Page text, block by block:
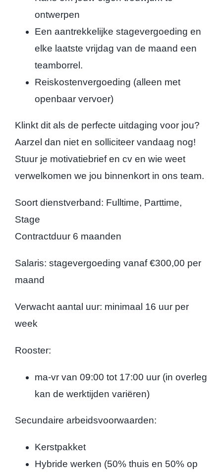
ontwerpen
Een aantrekkelijke stagevergoeding en
elke laatste vrijdag van de maand een
teamborrel.
Reiskostenvergoeding (alleen met
openbaar vervoer)
Klinkt dit als de perfecte uitdaging voor jou?
Aarzel dan niet en solliciteer vandaag nog!
Stuur je motivatiebrief en cv en wie weet
verwelkomen we jou binnenkort in ons team.
Soort dienstverband: Fulltime, Parttime,
Stage
Contractduur 6 maanden
Salaris: stagevergoeding vanaf €300,00 per
maand
Verwacht aantal uur: minimaal 16 uur per
week
Rooster:
ma-vr van 09:00 tot 17:00 uur (in overleg
kan de werktijden variëren)
Secundaire arbeidsvoorwaarden:
Kerstpakket
Hybride werken (50% thuis en 50% op